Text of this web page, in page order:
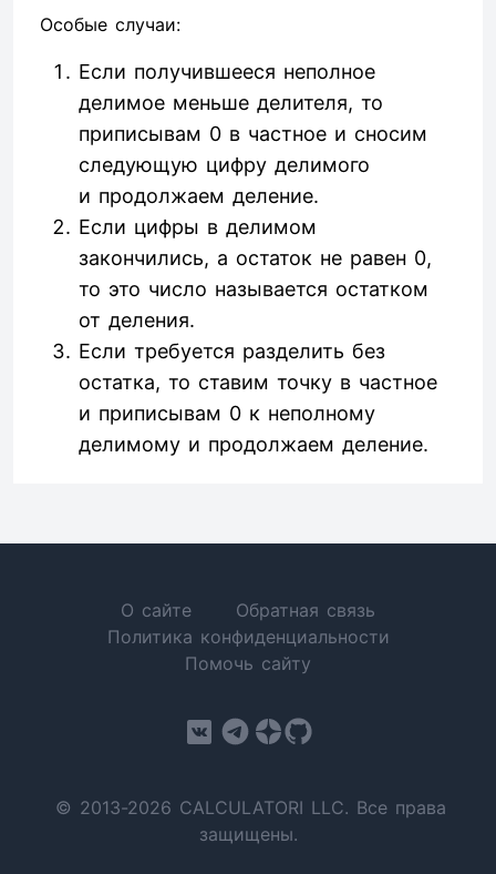
Особые случаи:
Если получившееся неполное
делимое меньше делителя, то
приписывам 0 в частное и сносим
следующую цифру делимого
и продолжаем деление.
Если цифры в делимом
закончились, а остаток не равен 0,
то это число называется остатком
от деления.
Если требуется разделить без
остатка, то ставим точку в частное
и приписывам 0 к неполному
делимому и продолжаем деление.
О сайте
Обратная связь
Политика конфиденциальности
Помочь сайту
© 2013-2026 CALCULATORI LLC. Все права
защищены.